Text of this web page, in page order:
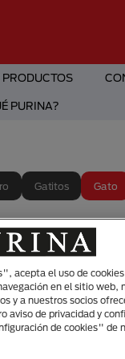
PURINA?
Gatitos Gato
acepta el uso de
en el sitio web,
y a nuestros socios
aviso de privacidad y
de cookies" de